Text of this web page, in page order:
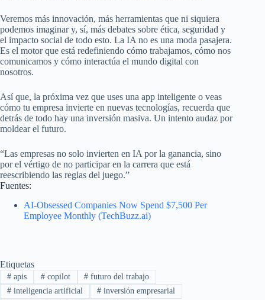
Veremos más innovación, más herramientas que ni siquiera
podemos imaginar y, sí, más debates sobre ética, seguridad y
el impacto social de todo esto. La IA no es una moda pasajera.
Es el motor que está redefiniendo cómo trabajamos, cómo nos
comunicamos y cómo interactúa el mundo digital con
nosotros.
Así que, la próxima vez que uses una app inteligente o veas
cómo tu empresa invierte en nuevas tecnologías, recuerda que
detrás de todo hay una inversión masiva. Un intento audaz por
moldear el futuro.
“Las empresas no solo invierten en IA por la ganancia, sino
por el vértigo de no participar en la carrera que está
reescribiendo las reglas del juego.”
Fuentes:
AI-Obsessed Companies Now Spend $7,500 Per
Employee Monthly (TechBuzz.ai)
Etiquetas
#apis #copilot # futuro del trabajo
#inteligencia artificial #inversión empresarial